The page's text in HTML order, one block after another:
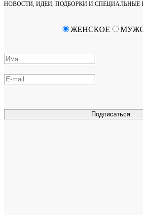
НОВОСТИ, ИДЕИ, ПОДБОРКИ И СПЕЦИАЛЬНЫЕ
Подписаться
ЖЕНСКОЕ